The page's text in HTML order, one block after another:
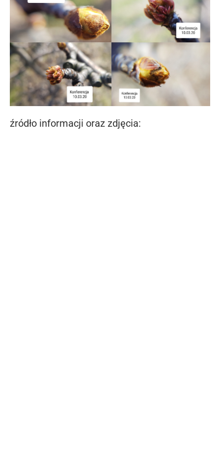
źródło informacji oraz zdjęcia: